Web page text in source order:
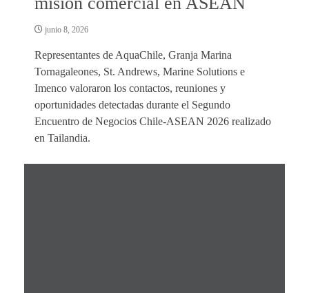
junio 8, 2026
Representantes de AquaChile, Granja Marina
Tornagaleones, St. Andrews, Marine Solutions e
Imenco valoraron los contactos, reuniones y
oportunidades detectadas durante el Segundo
Encuentro de Negocios Chile-ASEAN 2026 realizado
en Tailandia.